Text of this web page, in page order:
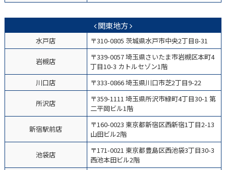
関東地方
水戸店 〒310-0805 茨城県水戸市中央2丁目8-31
岩槻店
〒339-0057 埼玉県さいたま市岩槻区本町4
丁目10-3 カトルセゾン1階
川口店
〒333-0866 埼玉県川口市芝2丁目9-22
所沢店
〒359-1111 埼玉県所沢市緑町4丁目30-1 第
二平岡ビル1階
新宿駅前店
〒160-0023 東京都新宿区西新宿1丁目2-13
山田ビル2階
池袋店
〒171-0021 東京都豊島区西池袋3丁目30-3
西池本田ビル2階